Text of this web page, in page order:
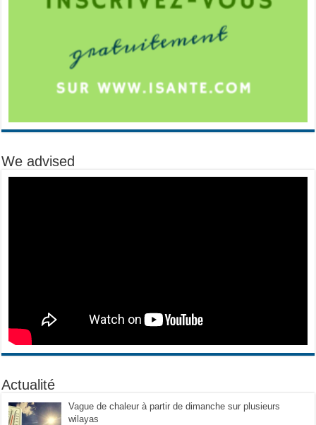
We advised
Actualité
Vague de chaleur à partir de dimanche sur plusieurs
wilayas